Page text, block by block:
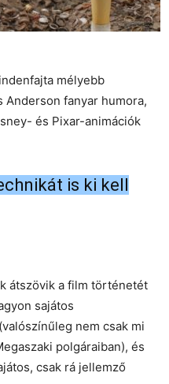
mélyebb
fanyar humora,
és Pixar-animációk
is ki kell
átszövik a film történetét
sajátos
nem csak mi
polgáraiban), és
csak rá jellemző